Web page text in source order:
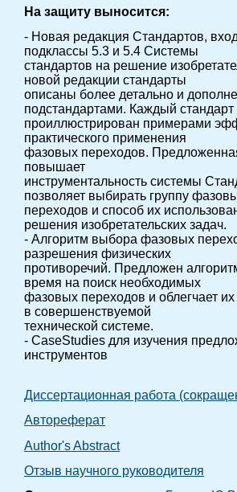
На защиту выносится:
- Новая редакция Стандартов,
подклассы 5.3 и 5.4 Системы
стандартов на решение
новой редакции стандарты
описаны более детально и
подстандартами. Каждый стандарт
проиллюстрирован примерами
практического применения
фазовых переходов.
повышает
инструментальность системы
позволяет выбирать группу
переходов и способ их
решения изобретательских задач.
- Алгоритм выбора фазовых
разрешения физических
противоречий. Предложен
время на поиск необходимых
фазовых переходов и облегчает
в совершенствуемой
технической системе.
- CaseStudies для изучения
инструментов
Диссертационная работа
Автореферат
Author's Abstract
Отзыв научного руководителя